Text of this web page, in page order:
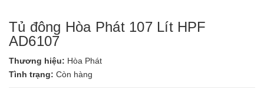
Tủ đông Hòa Phát 107 Lít HPF
AD6107
Thương hiệu: Hòa Phát
Tình trạng: Còn hàng